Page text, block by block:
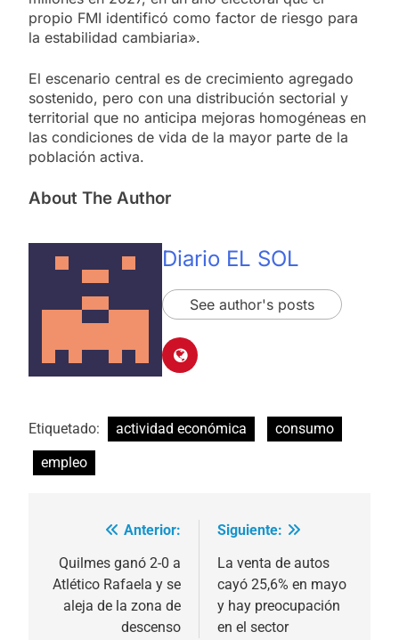
propio FMI identificó como factor de riesgo para
la estabilidad cambiaria».
El escenario central es de crecimiento agregado
sostenido, pero con una distribución sectorial y
territorial que no anticipa mejoras homogéneas en
las condiciones de vida de la mayor parte de la
población activa.
About The Author
Diario EL SOL
See author's posts
Etiquetado: actividad económica
consumo
empleo
Navegación
de
entradas
Anterior:
Quilmes ganó 2-0 a
Atlético Rafaela y se
aleja de la zona de
descenso
Siguiente:
La venta de autos
cayó 25,6% en mayo
y hay preocupación
en el sector